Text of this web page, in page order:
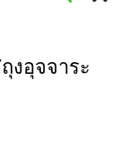
งอุจจาระ